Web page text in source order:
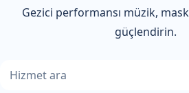
Gezici performansı müzik,
güçlendirin.
Ek hizmet ara